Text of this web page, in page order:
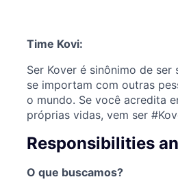
Time Kovi:
Ser Kover é sinônimo de
se importam com outras
o mundo. Se você acredita
próprias vidas, vem ser
Responsibilities
O que buscamos?